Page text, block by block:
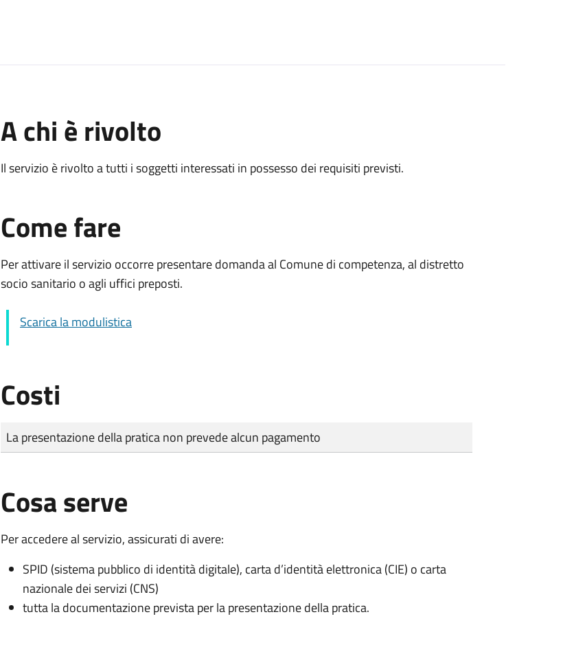
A chi è rivolto
Il servizio è rivolto a tutti i soggetti interessati in possesso dei requisiti previsti.
Come fare
Per attivare il servizio occorre presentare domanda al Comune di competenza, al distretto
socio sanitario o agli uffici preposti.
Scarica la modulistica
Costi
Tipo di pagamento
Importo
La presentazione della pratica non prevede alcun pagamento
Cosa serve
Per accedere al servizio, assicurati di avere:
SPID (sistema pubblico di identità digitale), carta d’identità elettronica (CIE) o carta
nazionale dei servizi (CNS)
tutta la documentazione prevista per la presentazione della pratica.